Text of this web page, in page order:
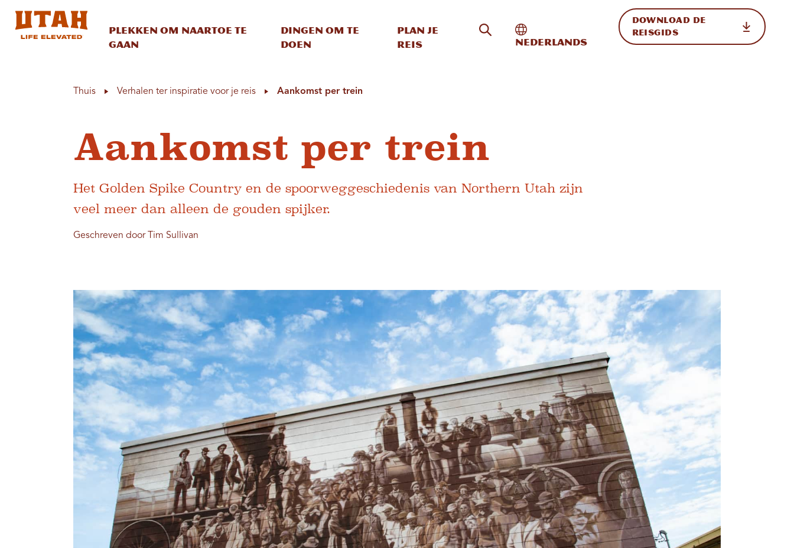
Plekken om naartoe te
gaan
Dingen om te
doen
Plan je
reis
Zoeken op de site
Internationale weergave in-/uitschakelen
Nederlands
DOWNLOAD DE
REISGIDS
Thuis Verhalen ter inspiratie voor je reis Aankomst per trein
Aankomst per trein
Het Golden Spike Country en de spoorweggeschiedenis van Northern Utah zijn
veel meer dan alleen de gouden spijker.
Geschreven door Tim Sullivan